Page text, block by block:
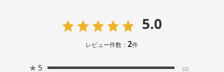
5.0
レビュー件数：2件
★ 5 (2)